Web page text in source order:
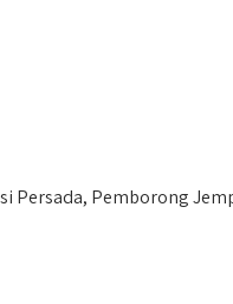
Persada, Pemborong